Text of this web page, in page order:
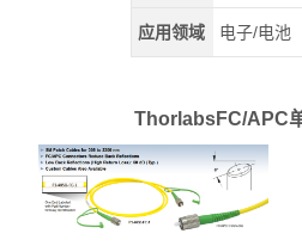
应用领域 电子/电池
ThorlabsFC/APC